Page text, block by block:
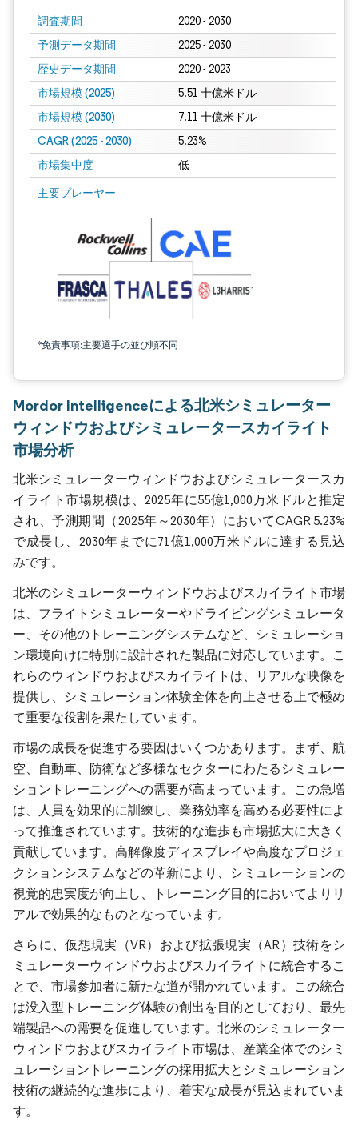
調査期間 2020 - 2030
予測データ期間 2025 - 2030
歴史データ期間 2020 - 2023
市場規模 (2025) 5.51 十億米ドル
市場規模 (2030) 7.11 十億米ドル
CAGR (2025 - 2030) 5.23%
市場集中度 低
主要プレーヤー
*免責事項:主要選手の並び順不同
Mordor Intelligenceによる北米シミュレーター
ウィンドウおよびシミュレータースカイライト
市場分析
北米シミュレーターウィンドウおよびシミュレータースカ
イライト市場規模は、2025年に55億1,000万米ドルと推定
され、予測期間（2025年～2030年）においてCAGR 5.23%
で成長し、2030年までに71億1,000万米ドルに達する見込
みです。
北米のシミュレーターウィンドウおよびスカイライト市場
は、フライトシミュレーターやドライビングシミュレータ
ー、その他のトレーニングシステムなど、シミュレーショ
ン環境向けに特別に設計された製品に対応しています。こ
れらのウィンドウおよびスカイライトは、リアルな映像を
提供し、シミュレーション体験全体を向上させる上で極め
て重要な役割を果たしています。
市場の成長を促進する要因はいくつかあります。まず、航
空、自動車、防衛など多様なセクターにわたるシミュレー
ショントレーニングへの需要が高まっています。この急増
は、人員を効果的に訓練し、業務効率を高める必要性によ
って推進されています。技術的な進歩も市場拡大に大きく
貢献しています。高解像度ディスプレイや高度なプロジェ
クションシステムなどの革新により、シミュレーションの
視覚的忠実度が向上し、トレーニング目的においてよりリ
アルで効果的なものとなっています。
さらに、仮想現実（VR）および拡張現実（AR）技術をシ
ミュレーターウィンドウおよびスカイライトに統合するこ
とで、市場参加者に新たな道が開かれています。この統合
は没入型トレーニング体験の創出を目的としており、最先
端製品への需要を促進しています。北米のシミュレーター
ウィンドウおよびスカイライト市場は、産業全体でのシミ
ュレーショントレーニングの採用拡大とシミュレーション
技術の継続的な進歩により、着実な成長が見込まれていま
す。